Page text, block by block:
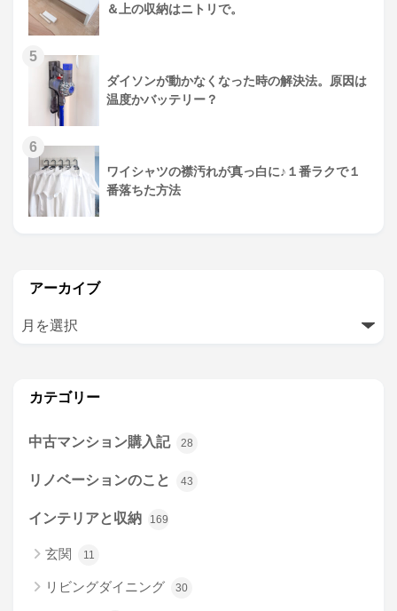
＆上の収納はニトリで。
5
ダイソンが動かなくなった時の解決法。原因は
温度かバッテリー？
6
ワイシャツの襟汚れが真っ白に♪１番ラクで１
番落ちた方法
アーカイブ
カテゴリー
中古マンション購入記 28
リノベーションのこと 43
インテリアと収納 169
玄関 11
リビングダイニング 30